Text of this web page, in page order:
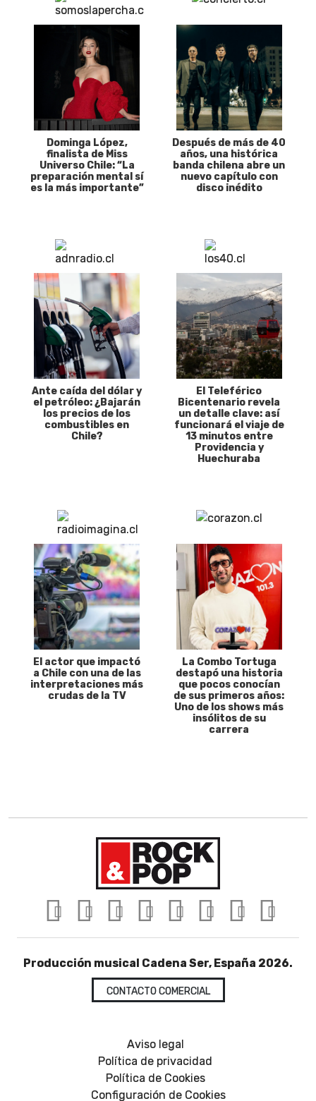
Dominga López,
finalista de Miss
Universo Chile: “La
preparación mental sí
es la más importante”
Después de más de 40
años, una histórica
banda chilena abre un
nuevo capítulo con
disco inédito
Ante caída del dólar y
el petróleo: ¿Bajarán
los precios de los
combustibles en
Chile?
El Teleférico
Bicentenario revela
un detalle clave: así
funcionará el viaje de
13 minutos entre
Providencia y
Huechuraba
El actor que impactó
a Chile con una de las
interpretaciones más
crudas de la TV
La Combo Tortuga
destapó una historia
que pocos conocían
de sus primeros años:
Uno de los shows más
insólitos de su
carrera
Producción musical Cadena Ser, España 2026.
CONTACTO COMERCIAL
Aviso legal
Política de privacidad
Política de Cookies
Configuración de Cookies